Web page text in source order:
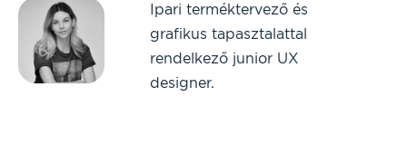
Ipari terméktervező és
grafikus tapasztalattal
rendelkező junior UX
designer.